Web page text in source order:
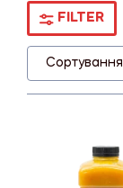
FILTER